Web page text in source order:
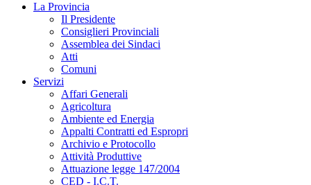
La Provincia
Il Presidente
Consiglieri Provinciali
Assemblea dei Sindaci
Atti
Comuni
Servizi
Affari Generali
Agricoltura
Ambiente ed Energia
Appalti Contratti ed Espropri
Archivio e Protocollo
Attività Produttive
Attuazione legge 147/2004
CED - I.C.T.